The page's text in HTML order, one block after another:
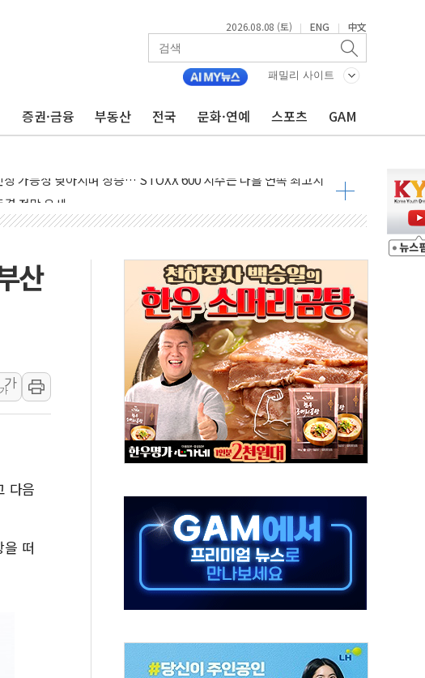
2026.08.08 (토) | ENG | 中文
패밀리 사이트
증권·금융 부동산 전국 문화·연예 스포츠 GAM
범죄 사각지대' 우려
역전 vs 정청래 격차 확대'
최고치
의혹 소명" 요구
전망 우세
이스라엘·이란 위협에 맞설 자체 억지력 강화
럼프 제동
이상 '올스톱'… 美 해상봉쇄 영향
려 후퇴…나스닥 선물 1%대 상승
금리 인상 기대 후퇴
드플레어·태양광주↑ VS 트레이드데스크·웬디스↓
7359명 끝까지 찾겠다"
낮춰
산
가
가
다음
을 떠